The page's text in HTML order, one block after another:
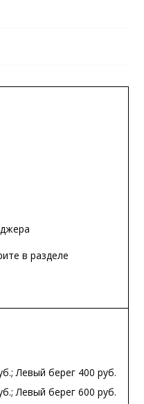
в разделе
Левый берег 400 руб.
Левый берег 600 руб.